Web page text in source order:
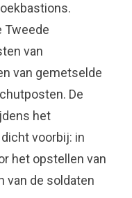
Tweede
van
van gemetselde
De
het
voorbij: in
het opstellen van
van de soldaten